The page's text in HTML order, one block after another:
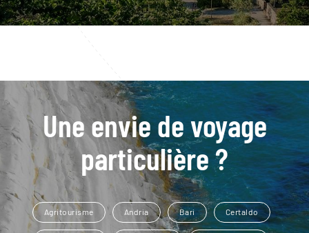
Une envie de voyage
particulière ?
Agritourisme Andria Bari Certaldo